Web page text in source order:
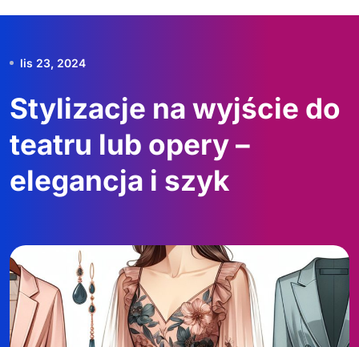
lis 23, 2024
Stylizacje na wyjście do
teatru lub opery –
elegancja i szyk